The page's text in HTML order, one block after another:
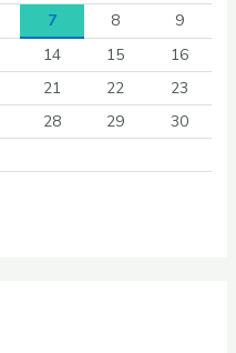
7 8
9
14 15
16
21 22
23
28 29
30